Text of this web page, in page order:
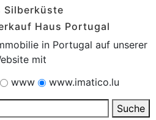
Silberküste
Haus Portugal
in Portugal auf unserer
mit
www
www.imatico.lu